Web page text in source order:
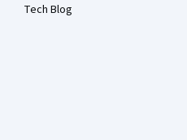
Tech Blog